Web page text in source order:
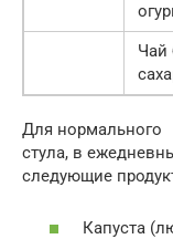
Чай
Для нормального
стула, в
следующие
Капуста